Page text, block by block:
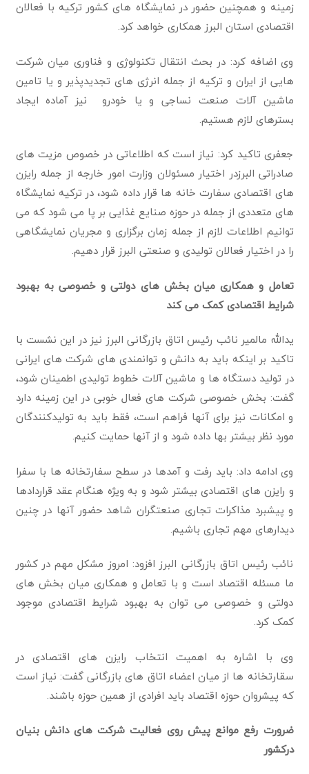
زمینه و همچنین حضور در نمایشگاه های کشور ترکیه با فعالان
اقتصادی استان البرز همکاری خواهد کرد.
وی اضافه کرد: در بحث انتقال تکنولوژی و فناوری میان شرکت
هایی از ایران و ترکیه از جمله انرژی های تجدیدپذیر و یا تامین
ماشین آلات صنعت نساجی و یا خودرو نیز آماده ایجاد
بسترهای لازم هستیم.
جعفری تاکید کرد: نیاز است که اطلاعاتی در خصوص مزیت های
صادراتی البرزدر اختیار مسئولان وزارت امور خارجه از جمله رایزن
های اقتصادی سفارت خانه ها قرار داده شود، در ترکیه نمایشگاه
های متعددی از جمله در حوزه صنایع غذایی بر پا می شود که می
توانیم اطلاعات لازم از جمله زمان برگزاری و مجریان نمایشگاهی
را در اختیار فعالان تولیدی و صنعتی البرز قرار دهیم.
تعامل و همکاری میان بخش های دولتی و خصوصی به بهبود
شرایط اقتصادی کمک می کند
یدالله مالمیر نائب رئیس اتاق بازرگانی البرز نیز در این نشست با
تاکید بر اینکه باید به دانش و توانمندی های شرکت های ایرانی
در تولید دستگاه ها و ماشین آلات خطوط تولیدی اطمینان شود،
گفت: بخش خصوصی شرکت های فعال خوبی در این زمینه دارد
و امکانات نیز برای آنها فراهم است، فقط باید به تولیدکنندگان
مورد نظر بیشتر بها داده شود و از آنها حمایت کنیم.
وی ادامه داد: باید رفت و آمدها در سطح سفارتخانه ها با سفرا
و رایزن های اقتصادی بیشتر شود و به ویژه هنگام عقد قراردادها
و پیشبرد مذاکرات تجاری صنعتگران شاهد حضور آنها در چنین
دیدارهای مهم تجاری باشیم.
نائب رئیس اتاق بازرگانی البرز افزود: امروز مشکل مهم در کشور
ما مسئله اقتصاد است و با تعامل و همکاری میان بخش های
دولتی و خصوصی می توان به بهبود شرایط اقتصادی موجود
کمک کرد.
وی با اشاره به اهمیت انتخاب رایزن های اقتصادی در
سقارتخانه ها از میان اعضاء اتاق های بازرگانی گفت: نیاز است
که پیشروان حوزه اقتصاد باید افرادی از همین حوزه باشند.
ضرورت رفع موانع پیش روی فعالیت شرکت های دانش بنیان
درکشور